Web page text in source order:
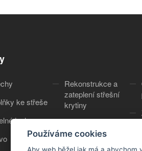
ke střeše
izolace
Rekonstrukce a
zateplení střešní
krytiny
Používáme cookies